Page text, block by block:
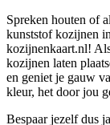
Spreken houten of
kunststof kozijnen
kozijnenkaart.nl!
kozijnen laten
en geniet je gauw
kleur, het door jou
Bespaar jezelf dus